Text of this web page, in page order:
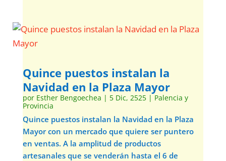
Quince puestos instalan la
Navidad en la Plaza Mayor
por Esther Bengoechea | 5 Dic, 2525| Palencia y
Provincia
Quince puestos instalan la Navidad en la Plaza
Mayor con un mercado que quiere ser puntero
en ventas. A la amplitud de productos
artesanales que se venderán hasta el 6 de